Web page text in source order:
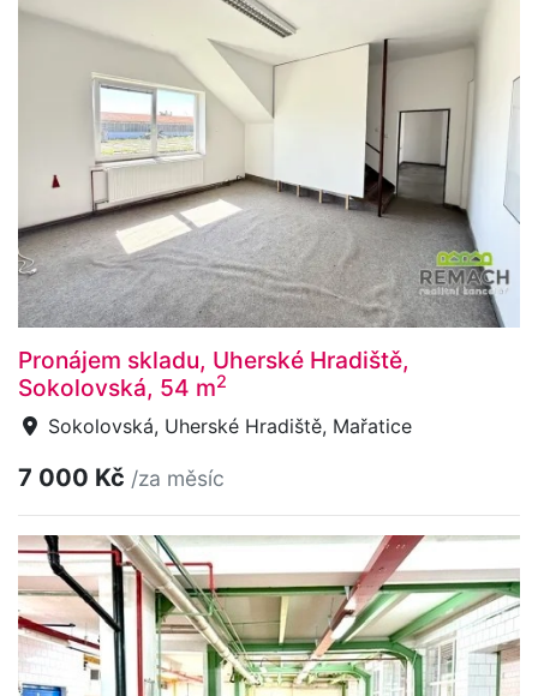
Pronájem skladu, Uherské Hradiště,
Sokolovská, 54 m2
Sokolovská, Uherské Hradiště, Mařatice
7 000 Kč /za měsíc